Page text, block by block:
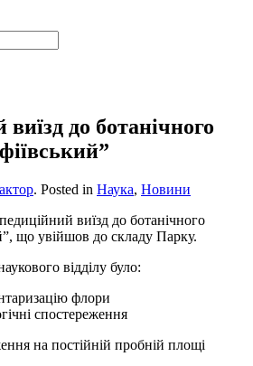
до ботанічного
. Posted in Наука, Новини
виїзд до ботанічного
що увійшов до складу Парку.
відділу було:
флори
спостереження
на постійній пробній площі